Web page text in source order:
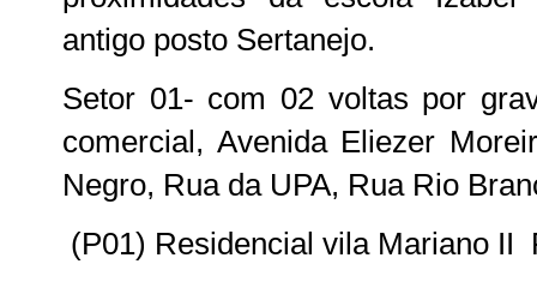
antigo posto Sertanejo.
Setor 01- com 02 voltas por
comercial, Avenida Eliezer
Negro, Rua da UPA, Rua Rio
(P01) Residencial vila Mariano II